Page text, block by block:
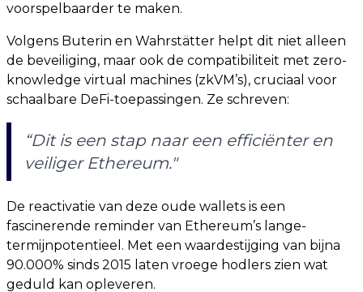
voorspelbaarder te maken.
Volgens Buterin en Wahrstätter helpt dit niet alleen
de beveiliging, maar ook de compatibiliteit met zero-
knowledge virtual machines (zkVM’s), cruciaal voor
schaalbare DeFi-toepassingen. Ze schreven:
“Dit is een stap naar een efficiënter en
veiliger Ethereum."
De reactivatie van deze oude wallets is een
fascinerende reminder van Ethereum’s lange-
termijnpotentieel. Met een waardestijging van bijna
90.000% sinds 2015 laten vroege hodlers zien wat
geduld kan opleveren.